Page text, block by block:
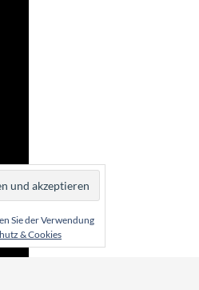
Sie der Verwendung
& Cookies